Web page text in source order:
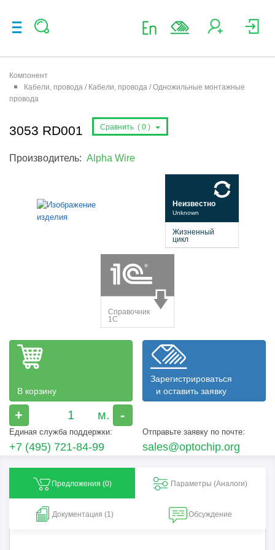
Компонент
Кабели, провода / Кабели, провода / Одножильные монтажные
провода
3053 RD001 Сравнить ( 0 )
Производитель: Alpha Wire
В корзину
+ -
Зарегистрироваться
и оставить заявку
Единая служба поддержки:
+7 (495) 721-84-99
Отправьте заявку по почте:
sales@optochip.org
Предложения (0) Параметры (Aналоги)
Документация (1) Обсуждение